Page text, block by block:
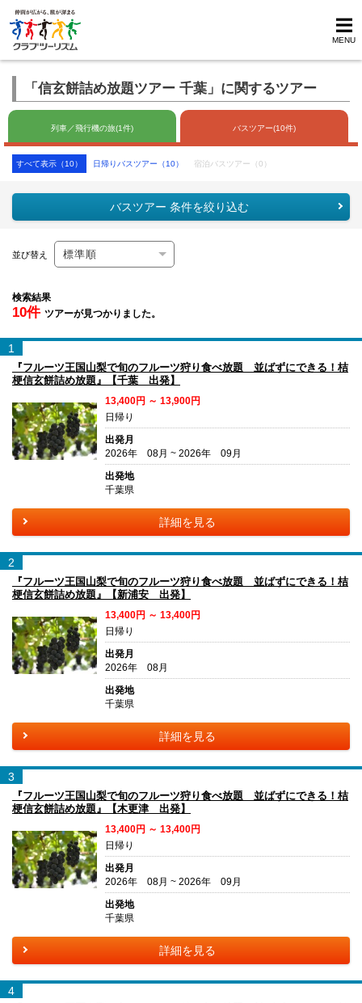
MENU
「信玄餅詰め放題ツアー 千葉」に関するツアー
列車／飛行機の旅(1件) バスツアー(10件)
すべて表示（10） 日帰りバスツアー（10） 宿泊バスツアー（0）
バスツアー 条件を絞り込む
並び替え
検索結果
10件 ツアーが見つかりました。
1
『フルーツ王国山梨で旬のフルーツ狩り食べ放題 並ばずにできる！桔
梗信玄餅詰め放題』【千葉 出発】
13,400円 ～ 13,900円
日帰り
出発月
2026年 08月 ~ 2026年 09月
出発地
千葉県
詳細を見る
2
『フルーツ王国山梨で旬のフルーツ狩り食べ放題 並ばずにできる！桔
梗信玄餅詰め放題』【新浦安 出発】
13,400円 ～ 13,400円
日帰り
出発月
2026年 08月
出発地
千葉県
詳細を見る
3
『フルーツ王国山梨で旬のフルーツ狩り食べ放題 並ばずにできる！桔
梗信玄餅詰め放題』【木更津 出発】
13,400円 ～ 13,400円
日帰り
出発月
2026年 08月 ~ 2026年 09月
出発地
千葉県
詳細を見る
4